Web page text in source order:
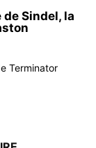
de Sindel, la
Terminator